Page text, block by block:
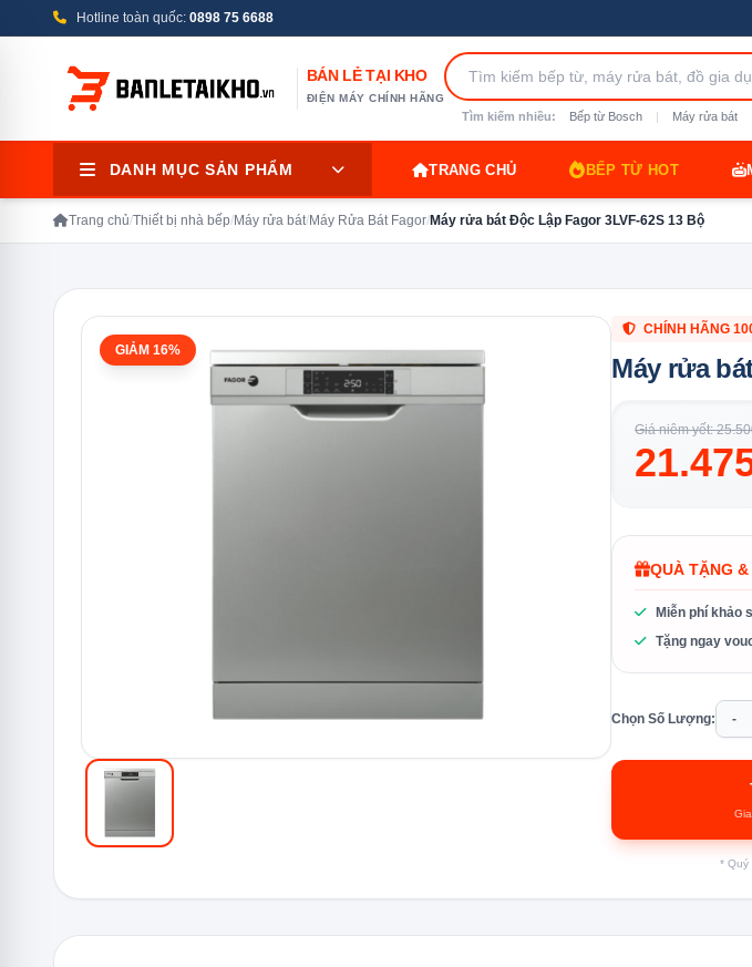
Hotline toàn quốc: 0898 75 6688
BÁN LẺ TẠI KHO
ĐIỆN MÁY CHÍNH HÃNG
Tìm kiếm nhiều: Bếp từ Bosch | Máy rửa bát
DANH MỤC SẢN PHẨM TRANG CHỦ BẾP TỪ HOT
Trang chủ/Thiết bị nhà bếp/Máy rửa bát/Máy Rửa Bát Fagor/Máy rửa bát Độc Lập Fagor 3LVF-62S 13 Bộ
GIẢM 16%
CHÍNH HÃNG
Máy rửa
Giá niêm yết:
QUÀ TẶNG
Miễn phí khảo
Tặng ngay
Chọn Số Lượng: -
* Quý